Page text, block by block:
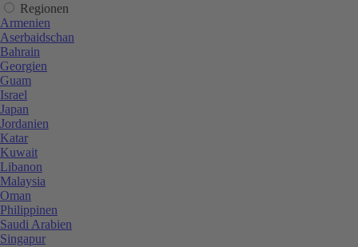
Regionen
Armenien
Aserbaidschan
Bahrain
Georgien
Guam
Israel
Japan
Jordanien
Katar
Kuwait
Libanon
Malaysia
Oman
Philippinen
Saudi Arabien
Singapur